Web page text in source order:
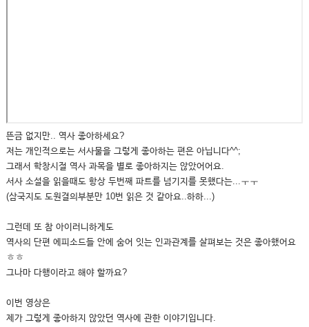
뜬금 없지만.. 역사 좋아하세요?
저는 개인적으로는 서사물을 그렇게 좋아하는 편은 아닙니다^^;
그래서 학창시절 역사 과목을 별로 좋아하지는 않았어어요.
서사 소설을 읽을때도 항상 두번째 파트를 넘기지를 못했다는...ㅜㅜ
(삼국지도 도원결의부분만 10번 읽은 것 같아요..하하...)
그런데 또 참 아이러니하게도
역사의 단편 에피소드들 안에 숨어 잇는 인과관계를 살펴보는 것은 좋아했어요
ㅎㅎ
그나마 다행이라고 해야 할까요?
이번 영상은
제가 그렇게 좋아하지 않았던 역사에 관한 이야기입니다.